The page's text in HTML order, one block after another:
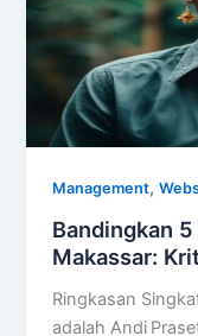
Management,
Bandingkan
Makassar:
Ringkasan
adalah Andi